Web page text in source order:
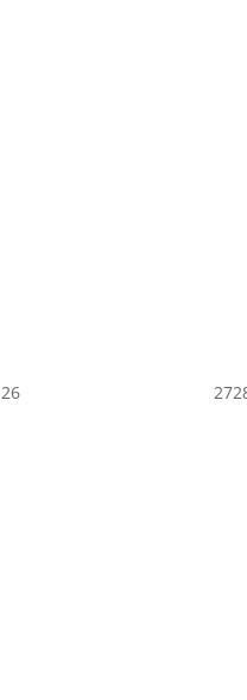
26 27